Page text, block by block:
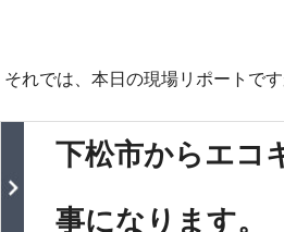
それでは、本日の現場リポートです
下松市からエコ
事になります。